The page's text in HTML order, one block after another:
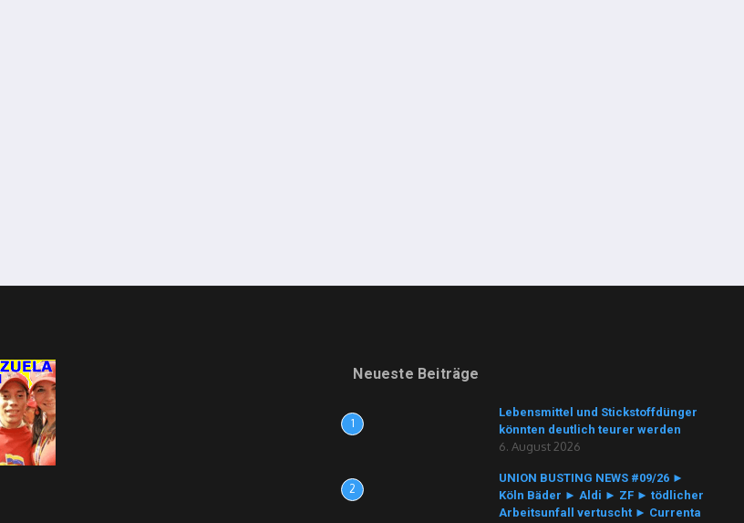
Neueste Beiträge
1
Lebensmittel und Stickstoffdünger
könnten deutlich teurer werden
6. August 2026
2
UNION BUSTING NEWS #09/26 ►
Köln Bäder ► Aldi ► ZF ► tödlicher
Arbeitsunfall vertuscht ► Currenta